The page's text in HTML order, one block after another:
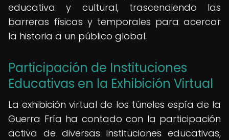
educativa y cultural, trascendiendo las
barreras físicas y temporales para acercar
la historia a un público global.
Participación de Instituciones
Educativas en la Exhibición Virtual
La exhibición virtual de los túneles espía de la
Guerra Fría ha contado con la participación
activa de diversas instituciones educativas,